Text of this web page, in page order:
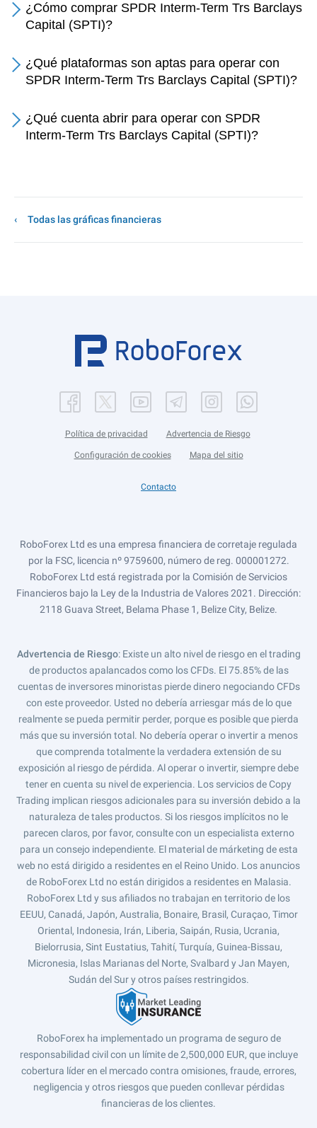
¿Cómo comprar SPDR Interm-Term Trs Barclays
Capital (SPTI)?
¿Qué plataformas son aptas para operar con
SPDR Interm-Term Trs Barclays Capital (SPTI)?
¿Qué cuenta abrir para operar con SPDR
Interm-Term Trs Barclays Capital (SPTI)?
Todas las gráficas financieras
Política de privacidad Advertencia de Riesgo
Configuración de cookies Mapa del sitio
Contacto
RoboForex Ltd es una empresa financiera de corretaje regulada
por la FSC, licencia nº 9759600, número de reg. 000001272.
RoboForex Ltd está registrada por la Comisión de Servicios
Financieros bajo la Ley de la Industria de Valores 2021. Dirección:
2118 Guava Street, Belama Phase 1, Belize City, Belize.
Advertencia de Riesgo: Existe un alto nivel de riesgo en el trading
de productos apalancados como los CFDs. El 75.85% de las
cuentas de inversores minoristas pierde dinero negociando CFDs
con este proveedor. Usted no debería arriesgar más de lo que
realmente se pueda permitir perder, porque es posible que pierda
más que su inversión total. No debería operar o invertir a menos
que comprenda totalmente la verdadera extensión de su
exposición al riesgo de pérdida. Al operar o invertir, siempre debe
tener en cuenta su nivel de experiencia. Los servicios de Copy
Trading implican riesgos adicionales para su inversión debido a la
naturaleza de tales productos. Si los riesgos implícitos no le
parecen claros, por favor, consulte con un especialista externo
para un consejo independiente. El material de márketing de esta
web no está dirigido a residentes en el Reino Unido. Los anuncios
de RoboForex Ltd no están dirigidos a residentes en Malasia.
RoboForex Ltd y sus afiliados no trabajan en territorio de los
EEUU, Canadá, Japón, Australia, Bonaire, Brasil, Curaçao, Timor
Oriental, Indonesia, Irán, Liberia, Saipán, Rusia, Ucrania,
Bielorrusia, Sint Eustatius, Tahití, Turquía, Guinea-Bissau,
Micronesia, Islas Marianas del Norte, Svalbard y Jan Mayen,
Sudán del Sur y otros países restringidos.
RoboForex ha implementado un programa de seguro de
responsabilidad civil con un límite de 2,500,000 EUR, que incluye
cobertura líder en el mercado contra omisiones, fraude, errores,
negligencia y otros riesgos que pueden conllevar pérdidas
financieras de los clientes.